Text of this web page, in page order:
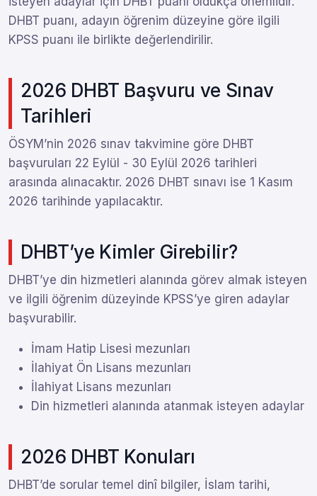
DHBT puanı, adayın öğrenim düzeyine göre ilgili
KPSS puanı ile birlikte değerlendirilir.
2026 DHBT Başvuru ve Sınav
Tarihleri
ÖSYM’nin 2026 sınav takvimine göre DHBT
başvuruları 22 Eylül - 30 Eylül 2026 tarihleri
arasında alınacaktır. 2026 DHBT sınavı ise 1 Kasım
2026 tarihinde yapılacaktır.
DHBT’ye Kimler Girebilir?
DHBT’ye din hizmetleri alanında görev almak isteyen
ve ilgili öğrenim düzeyinde KPSS’ye giren adaylar
başvurabilir.
İmam Hatip Lisesi mezunları
İlahiyat Ön Lisans mezunları
İlahiyat Lisans mezunları
Din hizmetleri alanında atanmak isteyen adaylar
2026 DHBT Konuları
DHBT’de sorular temel dinî bilgiler, İslam tarihi,